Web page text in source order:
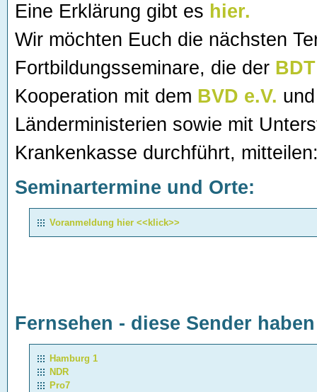
Eine Erklärung gibt es hier.
Wir möchten Euch die nächsten
Fortbildungsseminare, die der
Kooperation mit dem BVD e.V.
Länderministerien sowie mit
Krankenkasse durchführt,
Seminartermine und Orte:
Voranmeldung hier <<klick>>
Fernsehen - diese Sender
Hamburg 1
NDR
Pro7